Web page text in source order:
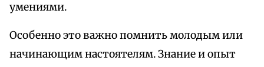
умениями.
Особенно это важно помнить молодым или
начинающим настоятелям. Знание и опыт